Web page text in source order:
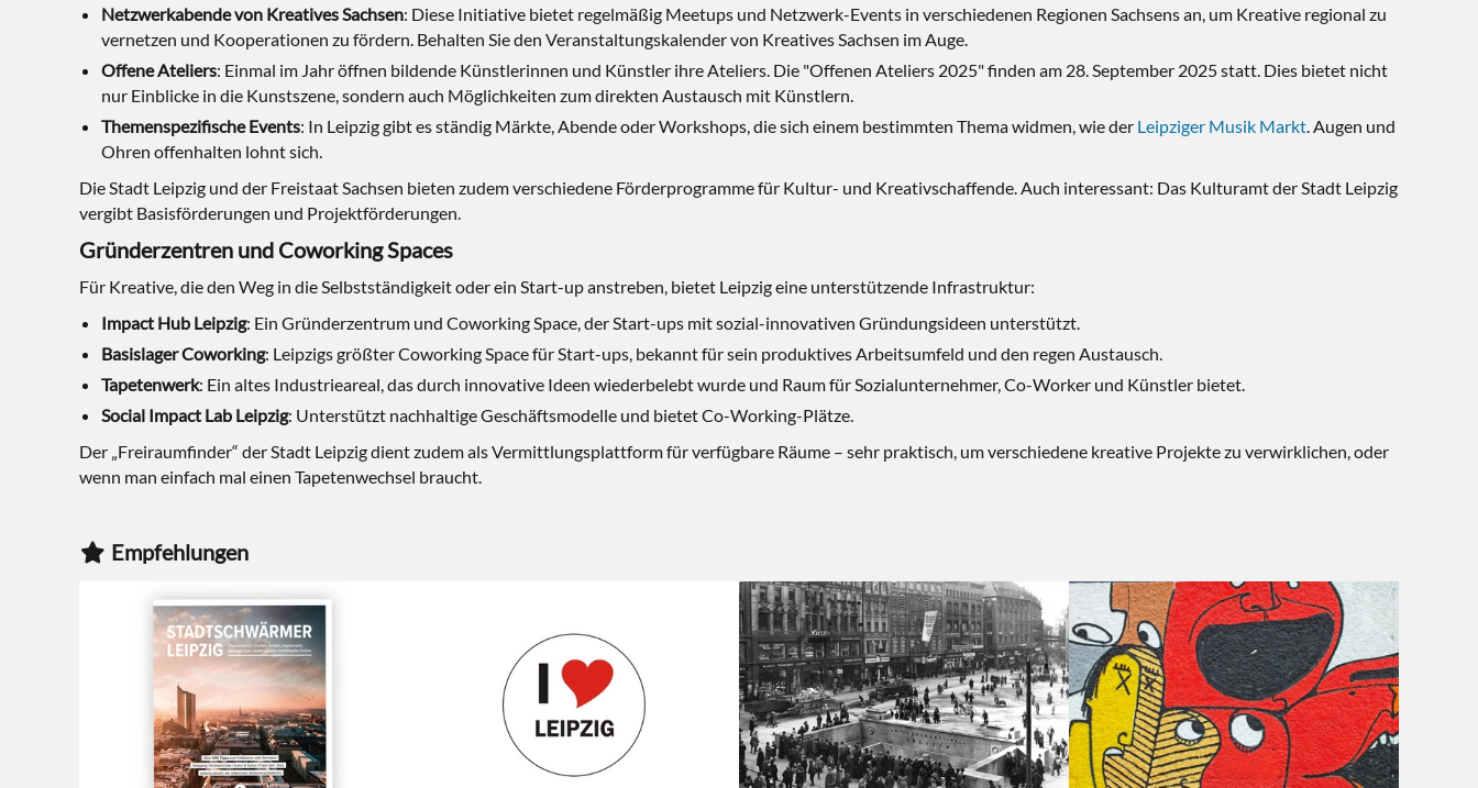
Netzwerkabende von Kreatives Sachsen: Diese Initiative bietet regelmäßig Meetups und Netzwerk-Events in verschiedenen Regionen Sachsens an, um Kreative regional zu
vernetzen und Kooperationen zu fördern. Behalten Sie den Veranstaltungskalender von Kreatives Sachsen im Auge.
Offene Ateliers: Einmal im Jahr öffnen bildende Künstlerinnen und Künstler ihre Ateliers. Die "Offenen Ateliers 2025" finden am 28. September 2025 statt. Dies bietet nicht
nur Einblicke in die Kunstszene, sondern auch Möglichkeiten zum direkten Austausch mit Künstlern.
Themenspezifische Events: In Leipzig gibt es ständig Märkte, Abende oder Workshops, die sich einem bestimmten Thema widmen, wie der Leipziger Musik Markt. Augen und
Ohren offenhalten lohnt sich.
Die Stadt Leipzig und der Freistaat Sachsen bieten zudem verschiedene Förderprogramme für Kultur- und Kreativschaffende. Auch interessant: Das Kulturamt der Stadt Leipzig
vergibt Basisförderungen und Projektförderungen.
Gründerzentren und Coworking Spaces
Für Kreative, die den Weg in die Selbstständigkeit oder ein Start-up anstreben, bietet Leipzig eine unterstützende Infrastruktur:
Impact Hub Leipzig: Ein Gründerzentrum und Coworking Space, der Start-ups mit sozial-innovativen Gründungsideen unterstützt.
Basislager Coworking: Leipzigs größter Coworking Space für Start-ups, bekannt für sein produktives Arbeitsumfeld und den regen Austausch.
Tapetenwerk: Ein altes Industrieareal, das durch innovative Ideen wiederbelebt wurde und Raum für Sozialunternehmer, Co-Worker und Künstler bietet.
Social Impact Lab Leipzig: Unterstützt nachhaltige Geschäftsmodelle und bietet Co-Working-Plätze.
Der „Freiraumfinder“ der Stadt Leipzig dient zudem als Vermittlungsplattform für verfügbare Räume – sehr praktisch, um verschiedene kreative Projekte zu verwirklichen, oder
wenn man einfach mal einen Tapetenwechsel braucht.
Empfehlungen